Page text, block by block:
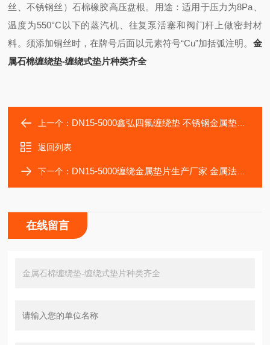
丝、不锈钢丝）石棉橡胶高压盘根。用途：适用于压力为8Pa、
温度为550°C以下的蒸汽机、往复泵活塞和阀门杆上做密封材
料。须添加铜丝时，在牌号后面以元素符号“Cu”加括弧注明。 金
属石棉缠绕垫-缠绕式垫片种类齐全
上一个： DN15-5000鑫弘四氟缠绕垫 不锈钢金属垫片货源充足
返回列表
下一个： DN15-5000缠绕金属垫片生产厂家 金属法兰垫片哪里有
在线留言